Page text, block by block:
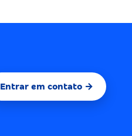
Entrar em contato →